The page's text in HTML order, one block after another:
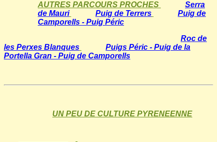
AUTRES PARCOURS PROCHES
Serra
de Mauri
Puig de Terrers
Puig de
Camporells - Puig Péric
Roc de
les Perxes Blanques
Puigs Péric - Puig de la
Portella Gran - Puig de Camporells
UN PEU DE CULTURE PYRENEENNE